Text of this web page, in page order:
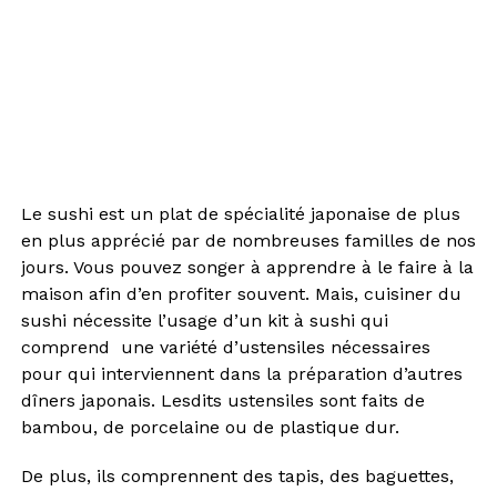
Le sushi est un plat de spécialité japonaise de plus
en plus apprécié par de nombreuses familles de nos
jours. Vous pouvez songer à apprendre à le faire à la
maison afin d’en profiter souvent. Mais, cuisiner du
sushi nécessite l’usage d’un kit à sushi qui
comprend une variété d’ustensiles nécessaires
pour qui interviennent dans la préparation d’autres
dîners japonais. Lesdits ustensiles sont faits de
bambou, de porcelaine ou de plastique dur.
De plus, ils comprennent des tapis, des baguettes,